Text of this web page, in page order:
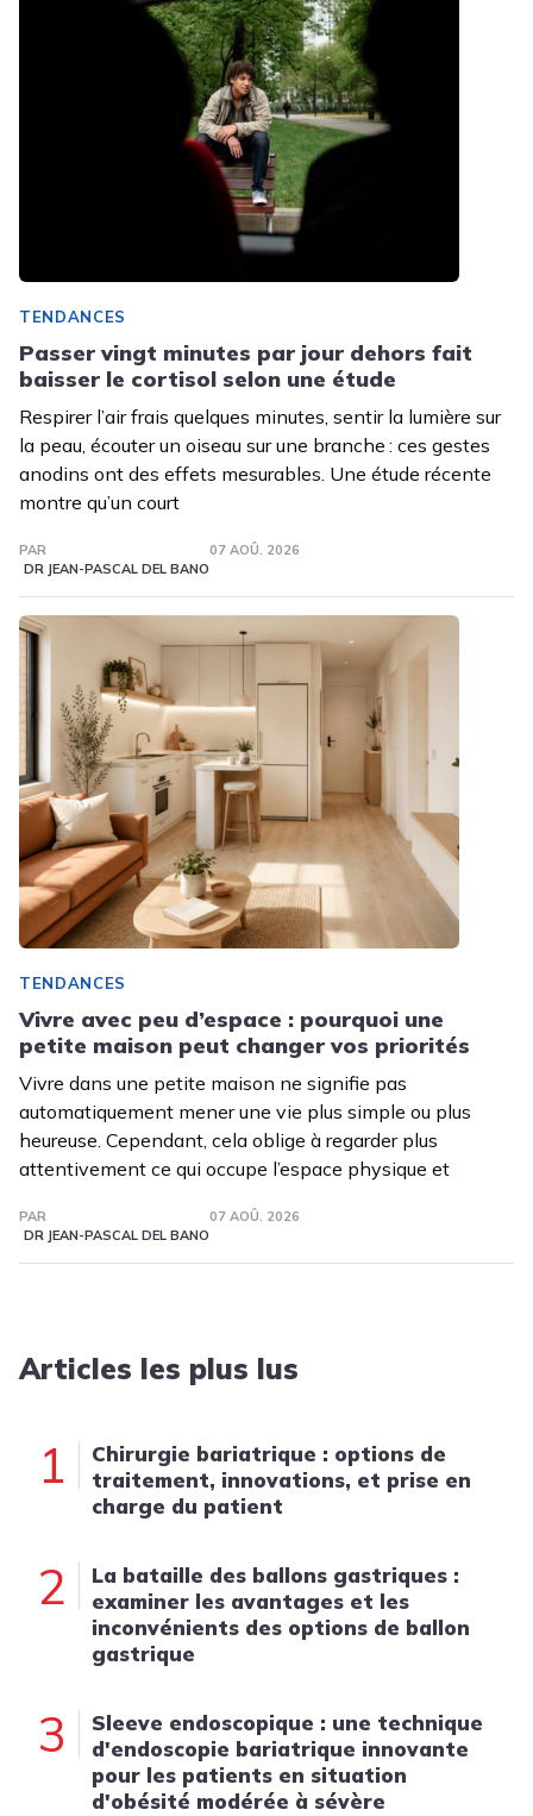
TENDANCES
Passer vingt minutes par jour dehors fait
baisser le cortisol selon une étude
Respirer l’air frais quelques minutes, sentir la lumière sur
la peau, écouter un oiseau sur une branche : ces gestes
anodins ont des effets mesurables. Une étude récente
montre qu’un court
PAR
DR JEAN-PASCAL DEL BANO
07 AOÛ. 2026
TENDANCES
Vivre avec peu d’espace : pourquoi une
petite maison peut changer vos priorités
Vivre dans une petite maison ne signifie pas
automatiquement mener une vie plus simple ou plus
heureuse. Cependant, cela oblige à regarder plus
attentivement ce qui occupe l’espace physique et
PAR
DR JEAN-PASCAL DEL BANO
07 AOÛ. 2026
Articles les plus lus
1
Chirurgie bariatrique : options de
traitement, innovations, et prise en
charge du patient
2
La bataille des ballons gastriques :
examiner les avantages et les
inconvénients des options de ballon
gastrique
3
Sleeve endoscopique : une technique
d'endoscopie bariatrique innovante
pour les patients en situation
d'obésité modérée à sévère